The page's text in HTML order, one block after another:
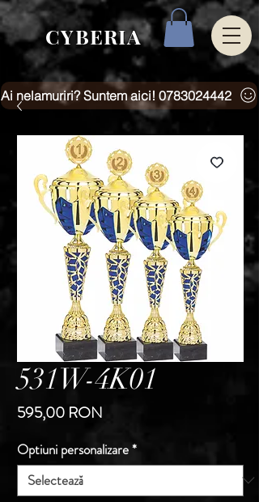
CYBERIA
Ai nelamuriri? Suntem aici! 0783024442
531W-4K01
595,00 RON
Optiuni personalizare*